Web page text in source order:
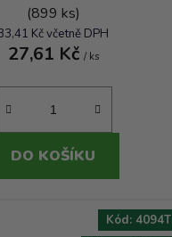
(899 ks)
Kč včetně DPH
27,61 Kč / ks
DO KOŠÍKU
Kód: 4094T